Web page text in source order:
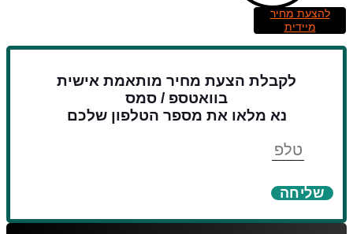
להצעת מחיר
מיידית
לקבלת הצעת מחיר מותאמת אישית
בוואטספ / סמס
נא מלאו את מספר הטלפון שלכם
שליחה